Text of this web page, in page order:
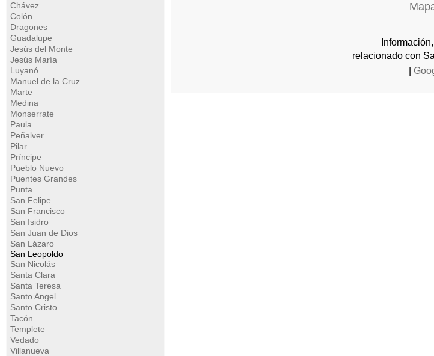
Chávez
Colón
Dragones
Guadalupe
Jesús del Monte
Jesús María
Luyanó
Manuel de la Cruz
Marte
Medina
Monserrate
Paula
Peñalver
Pilar
Príncipe
Pueblo Nuevo
Puentes Grandes
Punta
San Felipe
San Francisco
San Isidro
San Juan de Dios
San Lázaro
San Leopoldo
San Nicolás
Santa Clara
Santa Teresa
Santo Angel
Santo Cristo
Tacón
Templete
Vedado
Villanueva
relacionado con